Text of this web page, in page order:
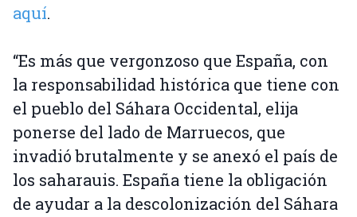
aquí.
“Es más que vergonzoso que España, con
la responsabilidad histórica que tiene con
el pueblo del Sáhara Occidental, elija
ponerse del lado de Marruecos, que
invadió brutalmente y se anexó el país de
los saharauis. España tiene la obligación
de ayudar a la descolonización del Sáhara